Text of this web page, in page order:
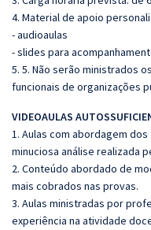
4. Material de apoio
- audioaulas
- slides para
5. 5. Não serão ministrados
funcionais de organizações
VIDEOAULAS
1. Aulas com abordagem
minuciosa análise realizada
2. Conteúdo abordado de
mais cobrados nas provas.
3. Aulas ministradas por
experiência na atividade